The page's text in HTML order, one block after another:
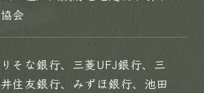
協会
りそな銀行、三菱UFJ銀行、三
井住友銀行、みずほ銀行、池田